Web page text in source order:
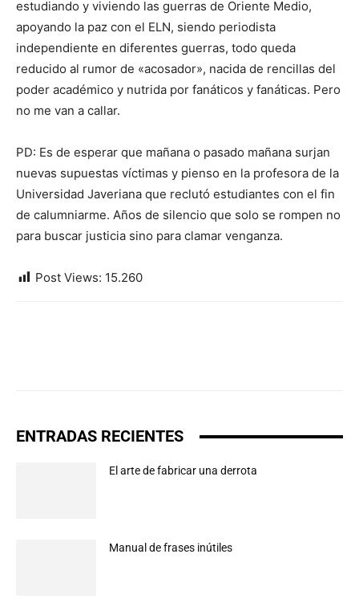
estudiando y viviendo las guerras de Oriente Medio,
apoyando la paz con el ELN, siendo periodista
independiente en diferentes guerras, todo queda
reducido al rumor de «acosador», nacida de rencillas del
poder académico y nutrida por fanáticos y fanáticas. Pero
no me van a callar.
PD: Es de esperar que mañana o pasado mañana surjan
nuevas supuestas víctimas y pienso en la profesora de la
Universidad Javeriana que reclutó estudiantes con el fin
de calumniarme. Años de silencio que solo se rompen no
para buscar justicia sino para clamar venganza.
Post Views: 15.260
ENTRADAS RECIENTES
El arte de fabricar una derrota
Manual de frases inútiles